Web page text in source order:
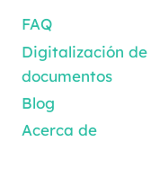
FAQ
Digitalización de
documentos
Blog
Acerca de